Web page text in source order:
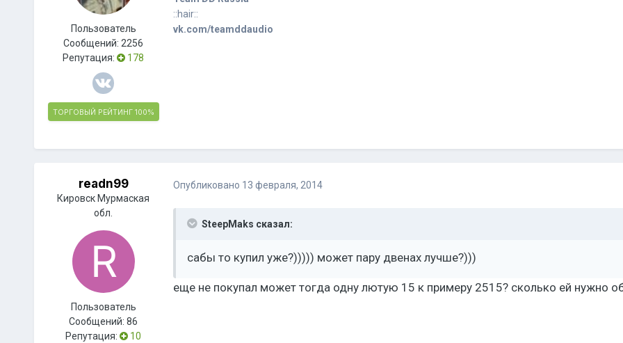
Пользователь
Сообщений:2256
Репутация:
178
ТОРГОВЫЙ РЕЙТИНГ 100%
::hair::
vk.com/teamddaudio
readn99
Кировск Мурмаская
обл.
Пользователь
Сообщений:86
Репутация:
10
Опубликовано 13 февраля, 2014
SteepMaks сказал:
сабы то купил уже?))))) может пару двенах лучше?)))
еще не покупал может тогда одну лютую 15 к примеру 2515? сколько ей нужно